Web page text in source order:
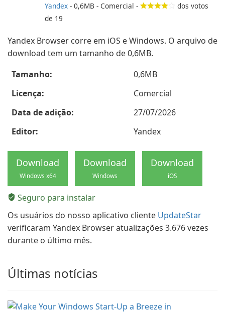
Yandex - 0,6MB - Comercial -
dos votos
de 19
Yandex Browser corre em iOS e Windows. O arquivo de
download tem um tamanho de 0,6MB.
Tamanho:
0,6MB
Licença:
Comercial
Data de adição:
27/07/2026
Editor:
Yandex
Download
Windows x64
Download
Windows
Download
iOS
Seguro para instalar
Os usuários do nosso aplicativo cliente UpdateStar
verificaram Yandex Browser atualizações 3.676 vezes
durante o último mês.
Últimas notícias